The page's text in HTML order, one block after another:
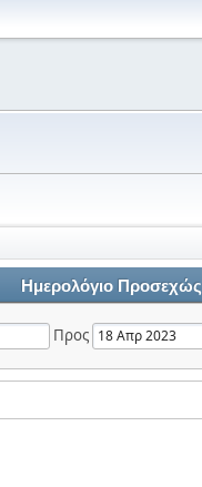
Ημερολόγιο Προσεχώς
Προς